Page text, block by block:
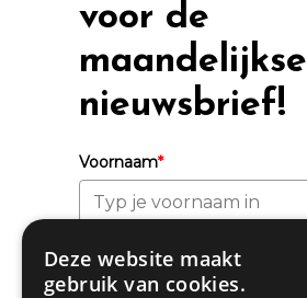
voor de
maandelijkse
nieuwsbrief!
Voornaam*
Achternaam
Deze website maakt
gebruik van cookies.